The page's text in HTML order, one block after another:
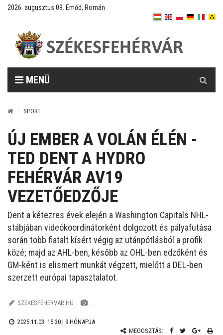
2026. augusztus 09. Emőd, Román
MENÜ
SPORT
ÚJ EMBER A VOLÁN ÉLÉN -
TED DENT A HYDRO
FEHÉRVÁR AV19
VEZETŐEDZŐJE
Dent a kétezres évek elején a Washington Capitals NHL-
stábjában videókoordinátorként dolgozott és pályafutása
során több fiatalt kísért végig az utánpótlásból a profik
közé; majd az AHL-ben, később az OHL-ben edzőként és
GM-ként is elismert munkát végzett, mielőtt a DEL-ben
szerzett európai tapasztalatot.
SZEKESFEHERVAR.HU .
2025.11.03. 15:30 | 9 HÓNAPJA
MEGOSZTÁS: